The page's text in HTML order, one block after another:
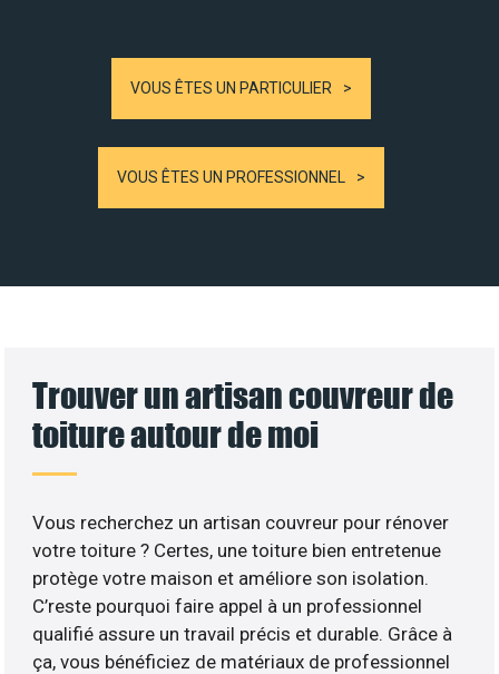
VOUS ÊTES UN PARTICULIER
VOUS ÊTES UN PROFESSIONNEL
Trouver un artisan couvreur de
toiture autour de moi
Vous recherchez un artisan couvreur pour rénover
votre toiture ? Certes, une toiture bien entretenue
protège votre maison et améliore son isolation.
C’reste pourquoi faire appel à un professionnel
qualifié assure un travail précis et durable. Grâce à
ça, vous bénéficiez de matériaux de professionnel